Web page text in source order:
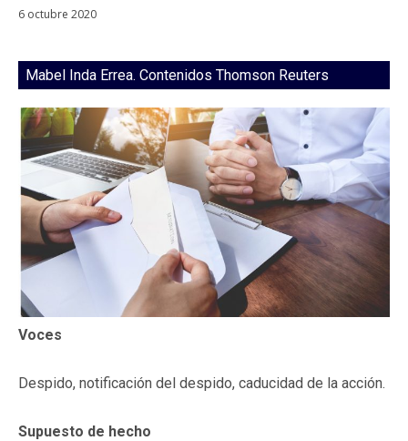
6 octubre 2020
Mabel Inda Errea. Contenidos Thomson Reuters
Voces
Despido, notificación del despido, caducidad de la acción.
Supuesto de hecho